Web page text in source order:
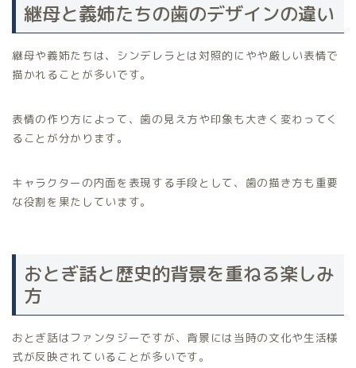
継母と義姉たちの歯のデザインの違い
継母や義姉たちは、シンデレラとは対照的にやや厳しい表情で
描かれることが多いです。
表情の作り方によって、歯の見え方や印象も大きく変わってく
ることが分かります。
キャラクターの内面を表現する手段として、歯の描き方も重要
な役割を果たしています。
おとぎ話と歴史的背景を重ねる楽しみ
方
おとぎ話はファンタジーですが、背景には当時の文化や生活様
式が反映されていることが多いです。